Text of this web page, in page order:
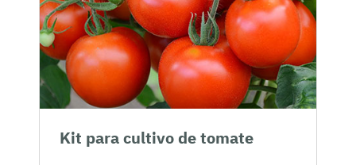
Kit para cultivo de tomate